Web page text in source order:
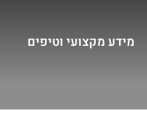
מידע מקצועי וטיפים